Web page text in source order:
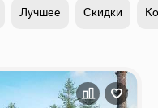
Лучшее Скидки